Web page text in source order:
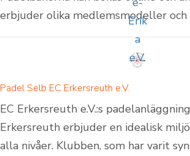
erbjuder olika medlemsmodeller och
Padel Selb EC Erkersreuth e.V.
EC Erkersreuth e.V.:s
Erkersreuth erbjuder en idealisk
alla nivåer. Klubben, som har varit